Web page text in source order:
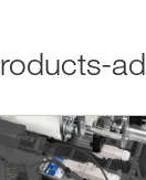
products-